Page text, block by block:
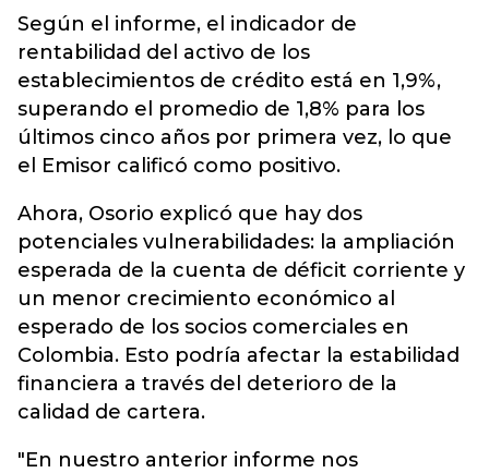
Según el informe, el indicador de
rentabilidad del activo de los
establecimientos de crédito está en 1,9%,
superando el promedio de 1,8% para los
últimos cinco años por primera vez, lo que
el Emisor calificó como positivo.
Ahora, Osorio explicó que hay dos
potenciales vulnerabilidades: la ampliación
esperada de la cuenta de déficit corriente y
un menor crecimiento económico al
esperado de los socios comerciales en
Colombia. Esto podría afectar la estabilidad
financiera a través del deterioro de la
calidad de cartera.
"En nuestro anterior informe nos